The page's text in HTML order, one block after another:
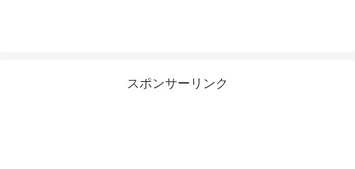
スポンサーリンク